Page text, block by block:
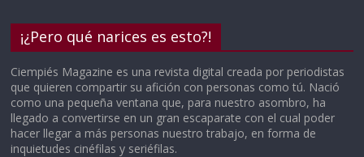
¡¿Pero qué narices es esto?!
Ciempiés Magazine es una revista digital creada por periodistas
que quieren compartir su afición con personas como tú. Nació
como una pequeña ventana que, para nuestro asombro, ha
llegado a convertirse en un gran escaparate con el cual poder
hacer llegar a más personas nuestro trabajo, en forma de
inquietudes cinéfilas y seriéfilas.